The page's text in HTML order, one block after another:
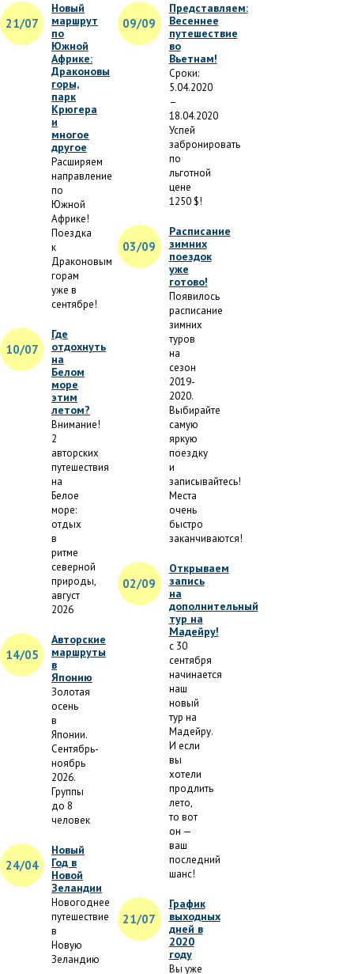
21/07
Новый
маршрут
по
Южной
Африке:
Драконовы
горы,
парк
Крюгера
и
многое
другое
Расширяем
направление
по
Южной
Африке!
Поездка
к
Драконовым
горам
уже в
сентябре!
10/07
Где
отдохнуть
на
Белом
море
этим
летом?
Внимание!
2
авторских
путешествия
на
Белое
море:
отдых
в
ритме
северной
природы,
август
2026
14/05
Авторские
маршруты
в
Японию
Золотая
осень
в
Японии.
Сентябрь-
ноябрь
2026.
Группы
до 8
человек
24/04
Новый
Год в
Новой
Зеландии
Новогоднее
путешествие
в
Новую
Зеландию
09/09
Представляем:
Весеннее
путешествие
во
Вьетнам!
Сроки:
5.04.2020
–
18.04.2020
Успей
забронировать
по
льготной
цене
1250 $!
03/09
Расписание
зимних
поездок
уже
готово!
Появилось
расписание
зимних
туров
на
сезон
2019-
2020.
Выбирайте
самую
яркую
поездку
и
записывайтесь!
Места
очень
быстро
заканчиваются!
02/09
Открываем
запись
на
дополнительный
тур на
Мадейру!
с 30
сентября
начинается
наш
новый
тур на
Мадейру.
И если
вы
хотели
продлить
лето,
то вот
он —
ваш
последний
шанс!
21/07
График
выходных
дней в
2020
году
Вы уже